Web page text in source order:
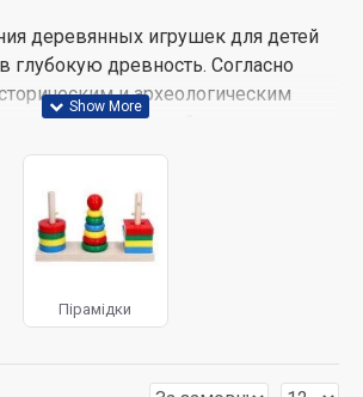
деревянных игрушек для детей
глубокую древность. Согласно
и археологическим
образцы изделий из дерева,
для малышей, датируются 2030
Жители Африки стали первыми,
для выживания орудий –
дубинок, стали изготавливать куклы
обучать выживанию и
функция игрушек того времени не
для детей, которые несли
Пірамідки